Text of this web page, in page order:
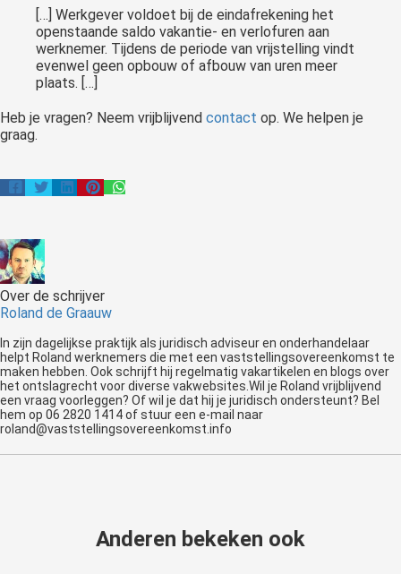
[…] Werkgever voldoet bij de eindafrekening het
openstaande saldo vakantie- en verlofuren aan
werknemer. Tijdens de periode van vrijstelling vindt
evenwel geen opbouw of afbouw van uren meer
plaats. […]
Heb je vragen? Neem vrijblijvend contact op. We helpen je
graag.
Over de schrijver
Roland de Graauw
In zijn dagelijkse praktijk als juridisch adviseur en onderhandelaar
helpt Roland werknemers die met een vaststellingsovereenkomst te
maken hebben. Ook schrijft hij regelmatig vakartikelen en blogs over
het ontslagrecht voor diverse vakwebsites.Wil je Roland vrijblijvend
een vraag voorleggen? Of wil je dat hij je juridisch ondersteunt? Bel
hem op 06 2820 1414 of stuur een e-mail naar
roland@vaststellingsovereenkomst.info
Anderen bekeken ook